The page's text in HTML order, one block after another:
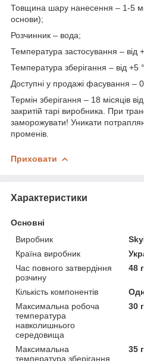
Товщина шару нанесення – 1-5
основи);
Розчинник – вода;
Температура застосування – від
Температура зберігання – від +5
Доступні у продажі фасування –
Термін зберігання – 18 місяців
закритій тарі виробника. При
заморожувати! Уникати
променів.
Приховати
Характеристики
Основні
Виробник
Країна виробник
Час повного затвердіння
розчину
48
Кількість компонентів
Максимальна робоча
температура
навколишнього
середовища
30
Максимальна
температура зберігання
35